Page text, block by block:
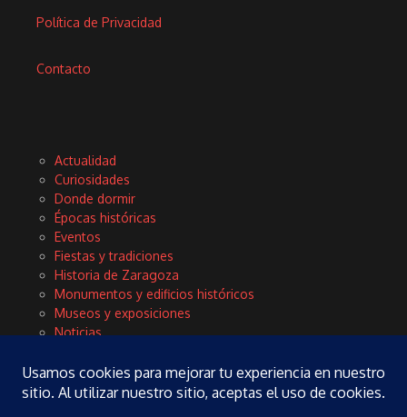
Política de Privacidad
Contacto
Actualidad
Curiosidades
Donde dormir
Épocas históricas
Eventos
Fiestas y tradiciones
Historia de Zaragoza
Monumentos y edificios históricos
Museos y exposiciones
Noticias
Rinconces con encanto
Tours y excursiones